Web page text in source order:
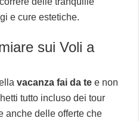
e cure estetiche.
sui Voli a
vacanza fai da te e non
tutto incluso dei tour
anche delle offerte che